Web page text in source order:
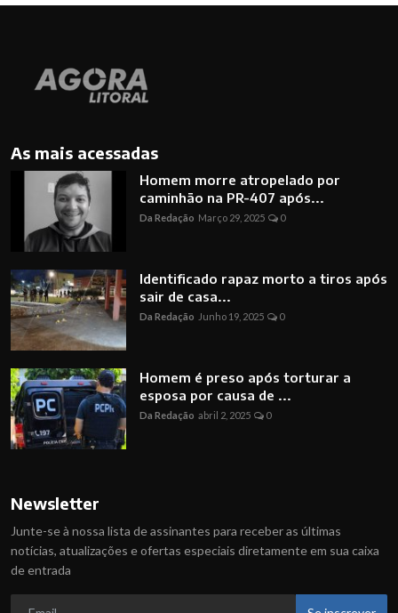
As mais acessadas
Homem morre atropelado por
caminhão na PR-407 após...
Da Redação Março 29, 2025 0
Identificado rapaz morto a tiros após
sair de casa...
Da Redação Junho 19, 2025 0
Homem é preso após torturar a
esposa por causa de ...
Da Redação abril 2, 2025 0
Newsletter
Junte-se à nossa lista de assinantes para receber as últimas
notícias, atualizações e ofertas especiais diretamente em sua caixa
de entrada